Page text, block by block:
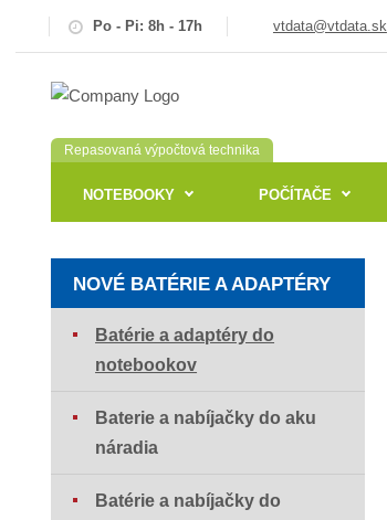
Po - Pi: 8h - 17h vtdata@vtdata.sk
Repasovaná výpočtová technika
NOTEBOOKY POČÍTAČE
NOVÉ BATÉRIE A ADAPTÉRY
Batérie a adaptéry do
notebookov
Baterie a nabíjačky do aku
náradia
Batérie a nabíjačky do